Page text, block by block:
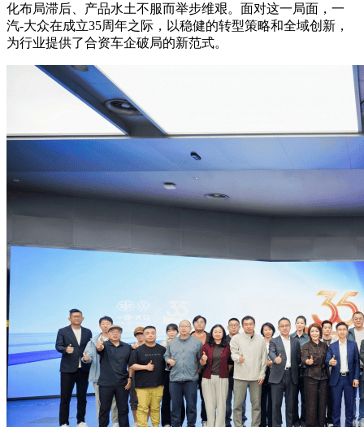
化布局滞后、产品水土不服而举步维艰。面对这一局面，一
汽-大众在成立35周年之际，以稳健的转型策略和全域创新，
为行业提供了合资车企破局的新范式。